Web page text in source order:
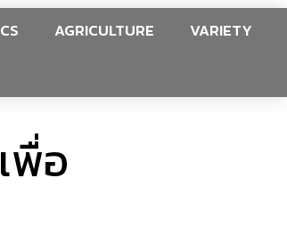
AGRICULTURE
VARIETY
พื่อ